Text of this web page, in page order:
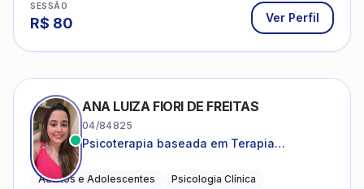
SESSÃO
R$ 80 Ver Perfil
ANA LUIZA FIORI DE FREITAS
04/84825
Psicoterapia baseada em Terapia
Adultos e Adolescentes Psicologia Clínica